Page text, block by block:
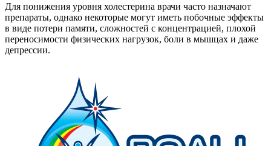
Для понижения уровня холестерина врачи часто назначают
препараты, однако некоторые могут иметь побочные эффекты
в виде потери памяти, сложностей с концентрацией, плохой
переносимости физических нагрузок, боли в мышцах и даже
депрессии.